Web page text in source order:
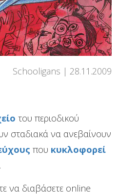
Schooligans 28.11.2009
του περιοδικού
σταδιακά να ανεβαίνουν
που κυκλοφορεί
.
να διαβάσετε online